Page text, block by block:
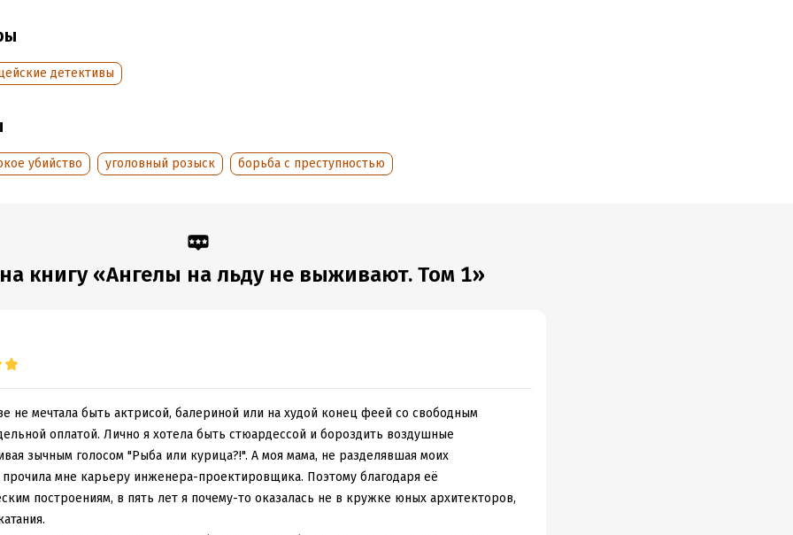
правду о циничном и жестком мире фигурного катания.
информация
2024
детективы
убийство уголовный розыск борьба с преступностью
книгу «Ангелы на льду не выживают. Том 1»
не мечтала быть актрисой, балериной или на худой конец феей со свободным
оплатой. Лично я хотела быть стюардессой и бороздить воздушные
зычным голосом "Рыба или курица?!". А моя мама, не разделявшая моих
мне карьеру инженера-проектировщика. Поэтому благодаря её
построениям, в пять лет я почему-то оказалась не в кружке юных архитекторов,